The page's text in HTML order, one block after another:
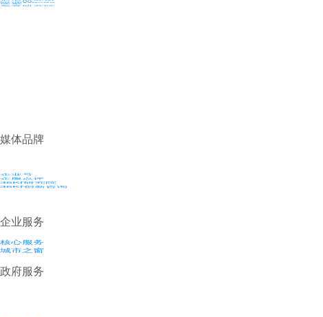
暗涌Waves
硬氪
氪睿研究院
媒体品牌
企业号
企服点评
36Kr研究院
36Kr创新咨询
企业服务
核心服务
城市之窗
政府服务